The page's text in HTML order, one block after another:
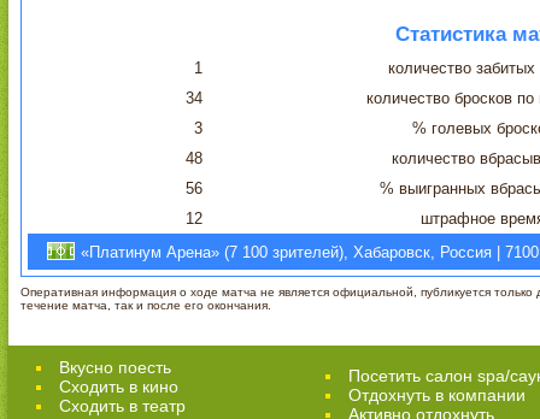
Статистика
1
количество
34
количество бросков по
3
% голевых
48
количество
56
% выигранных
12
штрафное
«Платинум Арена» (7 100 зрителей), Хабаровск, Россия |
Оперативная информация о ходе матча не является официальной, публикуется только
течение матча, так и после его окончания.
Вкусно поесть
Сходить в кино
Cходить в театр
Посетить салон spa/
Отдохнуть в компании
Активно отдохнуть